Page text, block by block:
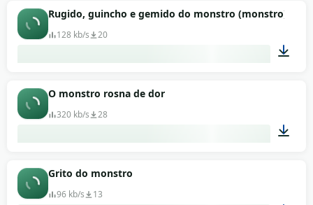
00:03
Rugido, guincho e gemido do monstro (monstro)
128 kb/s 20
O monstro rosna de dor
320 kb/s 28
Grito do monstro
96 kb/s 13